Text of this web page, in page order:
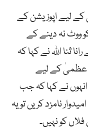
کے لیے اپوزیشن کے
ووٹ نہ دینے کے
ثنا اللہ نے کہا کہ
عظمیٰ کے لیے
انہوں نے کہا کہ جب
نامزد کریں تو یہ
کو نہیں۔